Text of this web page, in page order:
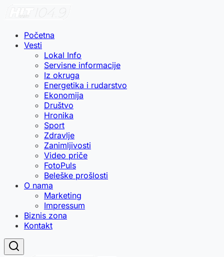
Početna
Vesti
Lokal Info
Servisne informacije
Iz okruga
Energetika i rudarstvo
Ekonomija
Društvo
Hronika
Sport
Zdravlje
Zanimljivosti
Video priče
FotoPuls
Beleške prošlosti
O nama
Marketing
Impressum
Biznis zona
Kontakt